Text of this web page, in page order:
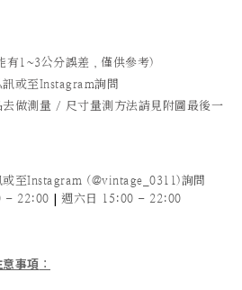
有1~3公分誤差，僅供參考)
或至Instagram詢問
做測量 / 尺寸量測方法請見附圖最後一
至Instagram (@vintage_0311)詢問
- 22:00 | 週六日 15:00 - 22:00
事項 ：